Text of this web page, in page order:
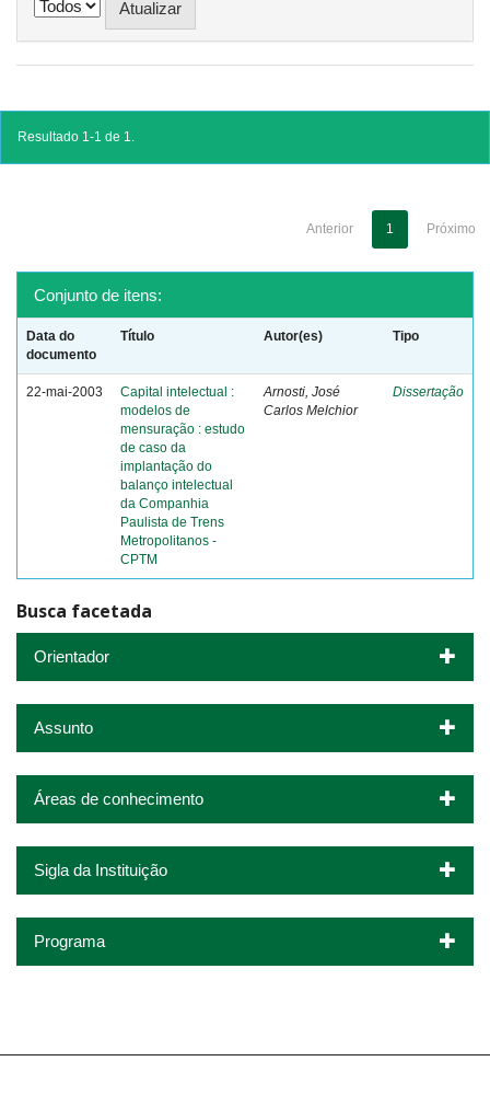
Resultado 1-1 de 1.
Anterior 1 Próximo
Conjunto de itens:
Data do
documento
Título Autor(es) Tipo
22-mai-2003
Capital intelectual :
modelos de
mensuração : estudo
de caso da
implantação do
balanço intelectual
da Companhia
Paulista de Trens
Metropolitanos -
CPTM
Arnosti, José
Carlos Melchior
Dissertação
Busca facetada
Orientador
Assunto
Áreas de conhecimento
Sigla da Instituição
Programa